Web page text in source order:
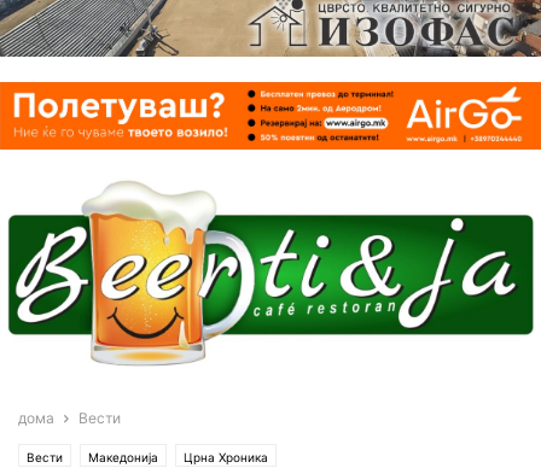
дома Вести
Вести Македонија Црна Хроника